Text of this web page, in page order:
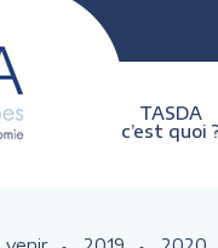
TASDA
c’est quoi